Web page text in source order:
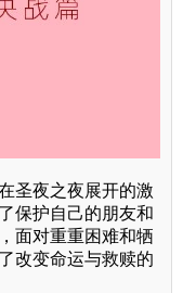
圣夜之夜展开的激
保护自己的朋友和
面对重重困难和牺
改变命运与救赎的